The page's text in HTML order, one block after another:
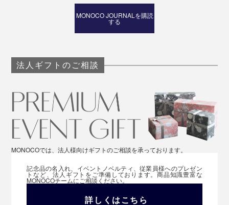
母の日や敬老の日、誕生日、クリスマスなど、相手の心
MONOCO JOURNALを購読
する
法人ギフトのご相談
MONOCOでは、法人様向けギフトのご相談を承っております。
記念品の名入れ、イベントノベルティ、従業員様へのプレゼン
トなど、法人ギフトをご準備しております。商品知識豊富な
MONOCOチームにご相談ください。
詳しくはこちら